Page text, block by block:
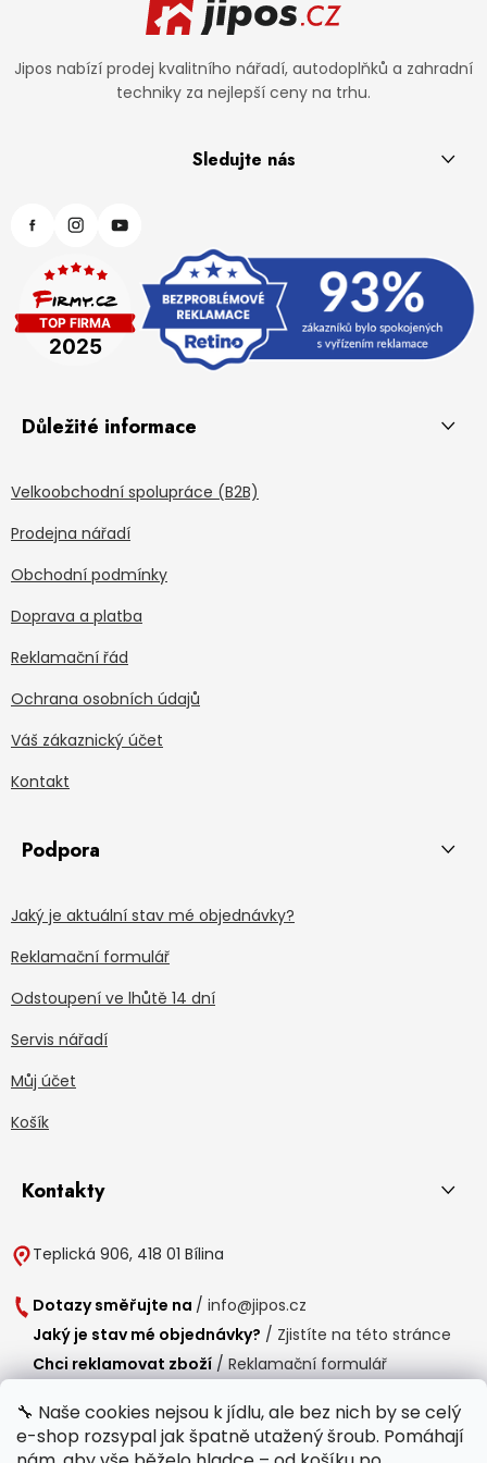
🔧 Naše cookies nejsou k jídlu, ale bez nich by se celý
e-shop rozsypal jak špatně utažený šroub. Pomáhají
Jipos nabízí prodej kvalitního nářadí, autodoplňků a zahradní
techniky za nejlepší ceny na trhu.
Sledujte nás
Důležité informace
Velkoobchodní spolupráce (B2B)
Prodejna nářadí
Obchodní podmínky
Doprava a platba
Reklamační řád
Ochrana osobních údajů
Váš zákaznický účet
Kontakt
Podpora
Jaký je aktuální stav mé objednávky?
Reklamační formulář
Odstoupení ve lhůtě 14 dní
Servis nářadí
Můj účet
Košík
Kontakty
Teplická 906, 418 01 Bílina
Dotazy směřujte na / info@jipos.cz
Jaký je stav mé objednávky? / Zjistíte na této stránce
Chci reklamovat zboží / Reklamační formulář
Provozní doba